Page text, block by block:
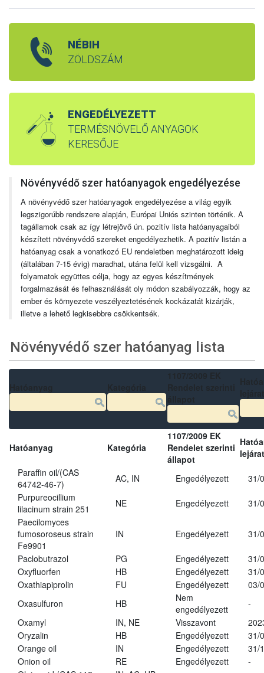
NÉBIH
ZÖLDSZÁM
ENGEDÉLYEZETT
TERMÉSNÖVELŐ ANYAGOK
KERESŐJE
Növényvédő szer hatóanyagok engedélyezése
A növényvédő szer hatóanyagok engedélyezése a világ egyik
legszigorúbb rendszere alapján, Európai Uniós szinten történik. A
tagállamok csak az így létrejövő ún. pozitív lista hatóanyagaiból
készített növényvédő szereket engedélyezhetik. A pozitív listán a
hatóanyag csak a vonatkozó EU rendeletben meghatározott ideig
(általában 7-15 évig) maradhat, utána felül kell vizsgálni. A
folyamatok együttes célja, hogy az egyes készítmények
forgalmazását és felhasználását oly módon szabályozzák, hogy az
ember és környezete veszélyeztetésének kockázatát kizárják,
illetve a lehető legkisebbre csökkentsék.
Növényvédő szer hatóanyag lista
Hatóanyag Kategória
1107/2009 EK
Rendelet szerinti
állapot
Paraffin oil/(CAS
64742-46-7)
AC, IN Engedélyezett
31/
Purpureocillium
lilacinum strain 251
NE Engedélyezett
31/
Paecilomyces
fumosoroseus strain
Fe9901
IN Engedélyezett 31/
Paclobutrazol PG Engedélyezett
31/
Oxyfluorfen
HB Engedélyezett
31/
Oxathiapiprolin
FU Engedélyezett
03/
Oxasulfuron
HB
Nem
engedélyezett
-
Oxamyl
IN, NE Visszavont
Oryzalin
HB Engedélyezett
31/
Orange oil
IN Engedélyezett
31/
Onion oil
RE Engedélyezett
-